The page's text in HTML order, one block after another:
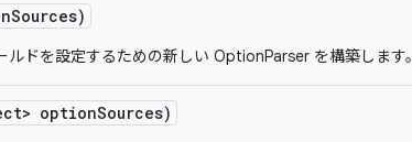
Sources)
ドを設定するための新しい OptionParser を構築します。
optionSources)